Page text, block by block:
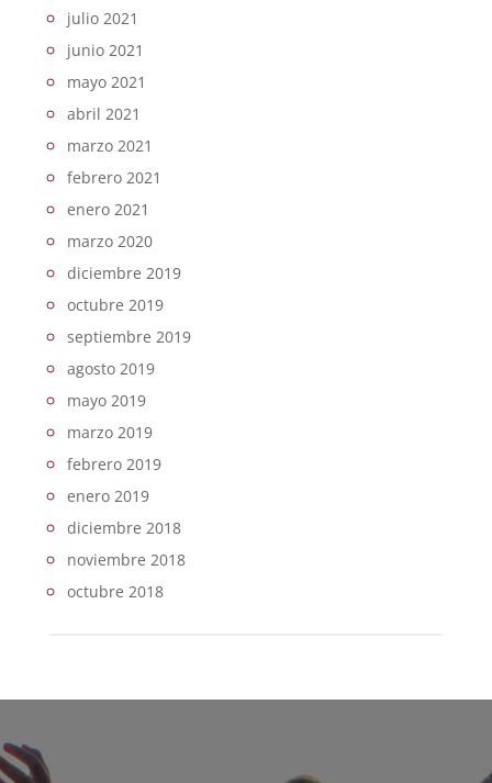
julio 2021
junio 2021
mayo 2021
abril 2021
marzo 2021
febrero 2021
enero 2021
marzo 2020
diciembre 2019
octubre 2019
septiembre 2019
agosto 2019
mayo 2019
marzo 2019
febrero 2019
enero 2019
diciembre 2018
noviembre 2018
octubre 2018